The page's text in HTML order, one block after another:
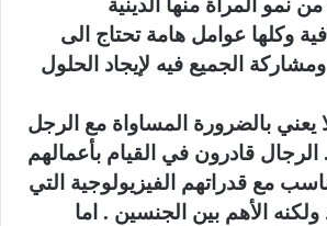
نمو المرأة منها الدينية
وكلها عوامل هامة تحتاج الى
الجميع فيه لإيجاد الحلول
يعني بالضرورة المساواة مع الرجل
قادرون في القيام بأعمالهم
مع قدراتهم الفيزيولوجية التي
الأهم بين الجنسين . اما